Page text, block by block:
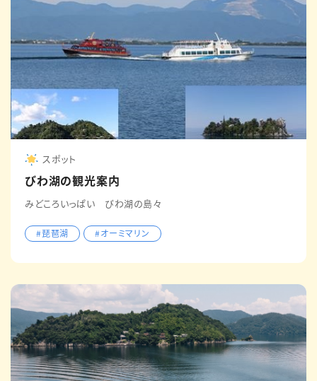
スポット
びわ湖の観光案内
みどころいっぱい びわ湖の島々
#琵琶湖 #オーミマリン